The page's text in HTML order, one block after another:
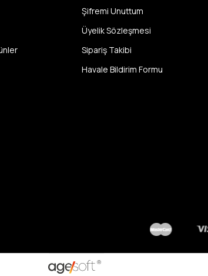
Şifremi Unuttum
Üyelik Sözleşmesi
Sipariş Takibi
Havale Bildirim Formu